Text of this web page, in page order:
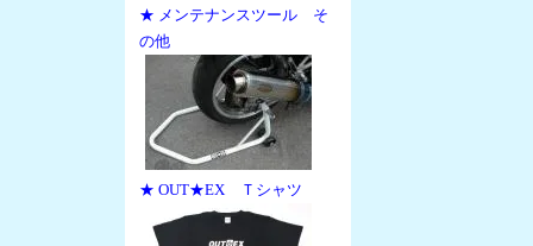
★ メンテナンスツール そ
の他
★ OUT★EX Ｔシャツ